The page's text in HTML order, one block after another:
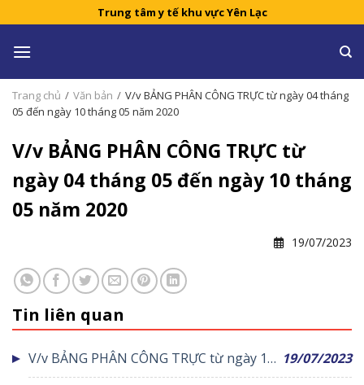
to
content
Trung tâm y tế khu vực Yên Lạc
Trang chủ / Văn bản / V/v BẢNG PHÂN CÔNG TRỰC từ ngày 04 tháng
05 đến ngày 10 tháng 05 năm 2020
V/v BẢNG PHÂN CÔNG TRỰC từ
ngày 04 tháng 05 đến ngày 10 tháng
05 năm 2020
19/07/2023
Tin liên quan
V/v BẢNG PHÂN CÔNG TRỰC từ ngày 18
tháng 05 đến ngày 24 tháng 05 năm 2020
19/07/2023